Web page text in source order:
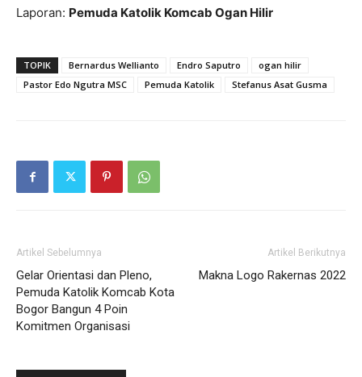
Laporan: Pemuda Katolik Komcab Ogan Hilir
TOPIK Bernardus Wellianto Endro Saputro
ogan hilir
Pastor Edo Ngutra MSC
Pemuda Katolik Stefanus Asat Gusma
Artikel Sebelumnya
Gelar Orientasi dan Pleno,
Pemuda Katolik Komcab Kota
Bogor Bangun 4 Poin
Komitmen Organisasi
Artikel Berikutnya
Makna Logo Rakernas 2022